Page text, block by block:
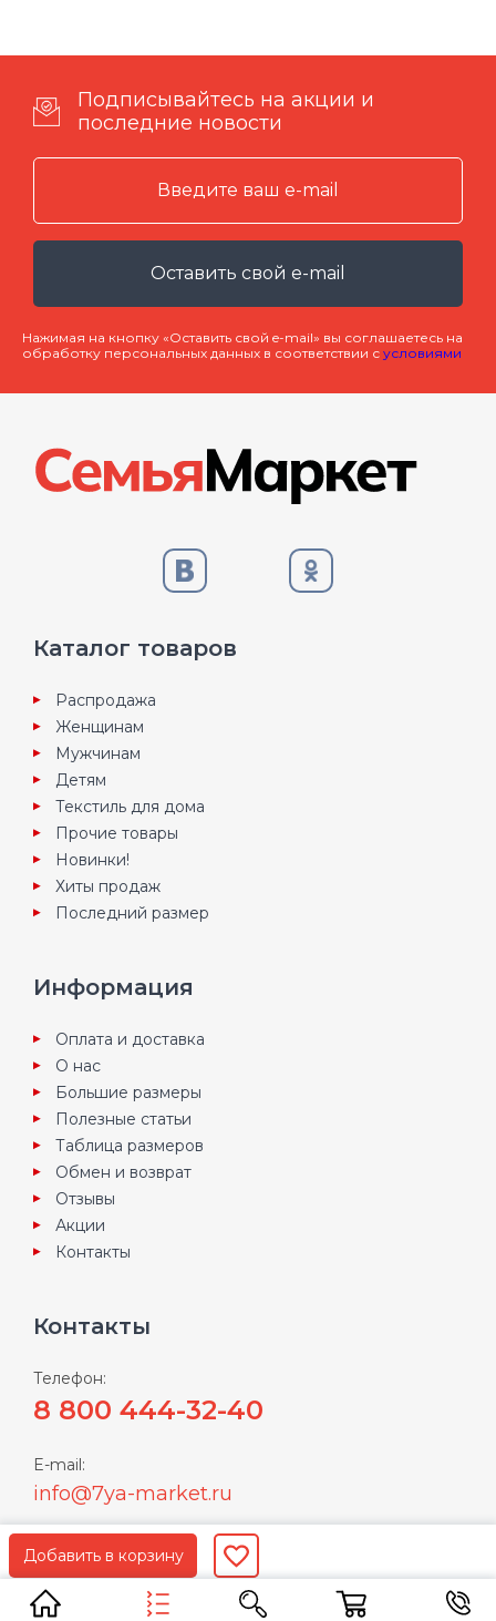
Подписывайтесь на акции и
последние новости
Оставить свой e-mail
Нажимая на кнопку «Оставить свой e-mail» вы соглашаетесь на
обработку персональных данных в соответствии с условиями
Каталог товаров
Распродажа
Женщинам
Мужчинам
Детям
Текстиль для дома
Прочие товары
Новинки!
Хиты продаж
Последний размер
Информация
Оплата и доставка
О нас
Большие размеры
Полезные статьи
Таблица размеров
Обмен и возврат
Отзывы
Акции
Контакты
Контакты
Телефон:
8 800 444-32-40
E-mail:
info@7ya-market.ru
Пользуясь нашим сайтом Вы соглашаетесь с
условиямиполитики конфиденциальности